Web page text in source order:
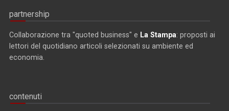
partnership
Collaborazione tra "quoted business" e La Stampa: proposti ai
lettori del quotidiano articoli selezionati su ambiente ed
economia.
contenuti